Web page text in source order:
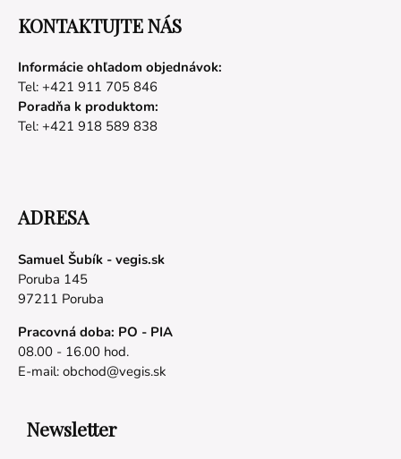
KONTAKTUJTE NÁS
Informácie ohľadom objednávok:
Tel: +421 911 705 846
Poradňa k produktom:
Tel: +421 918 589 838
ADRESA
Samuel Šubík - vegis.sk
Poruba 145
97211 Poruba
Pracovná doba: PO - PIA
08.00 - 16.00 hod.
E-mail: obchod@vegis.sk
Newsletter